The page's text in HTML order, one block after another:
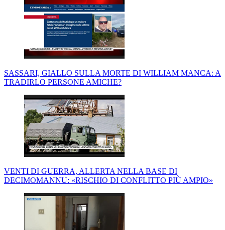
SASSARI, GIALLO SULLA MORTE DI WILLIAM MANCA: A
TRADIRLO PERSONE AMICHE?
VENTI DI GUERRA, ALLERTA NELLA BASE DI
DECIMOMANNU: «RISCHIO DI CONFLITTO PIÙ AMPIO»